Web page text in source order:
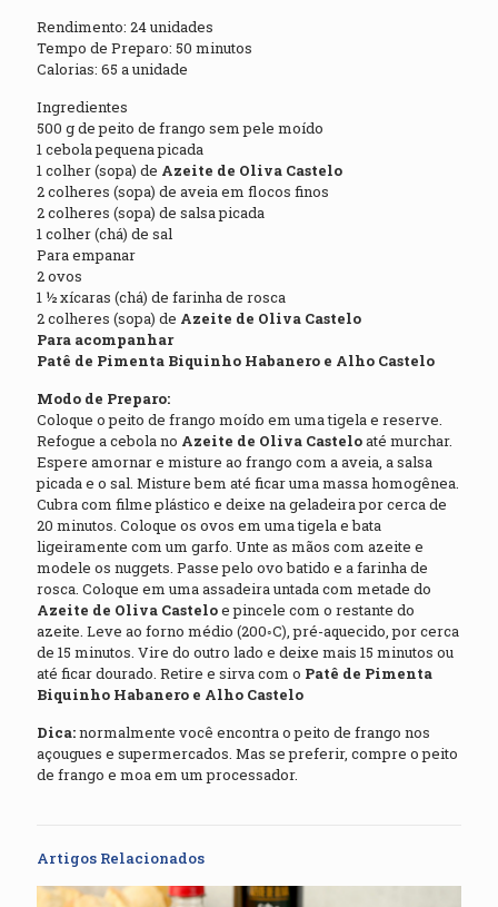
Rendimento: 24 unidades
Tempo de Preparo: 50 minutos
Calorias: 65 a unidade
Ingredientes
500 g de peito de frango sem pele moído
1 cebola pequena picada
1 colher (sopa) de Azeite de Oliva Castelo
2 colheres (sopa) de aveia em flocos finos
2 colheres (sopa) de salsa picada
1 colher (chá) de sal
Para empanar
2 ovos
1 ½ xícaras (chá) de farinha de rosca
2 colheres (sopa) de Azeite de Oliva Castelo
Para acompanhar
Patê de Pimenta Biquinho Habanero e Alho Castelo
Modo de Preparo:
Coloque o peito de frango moído em uma tigela e reserve.
Refogue a cebola no Azeite de Oliva Casteloaté murchar.
Espere amornar e misture ao frango com a aveia, a salsa
picada e o sal. Misture bem até ficar uma massa homogênea.
Cubra com filme plástico e deixe na geladeira por cerca de
20 minutos. Coloque os ovos em uma tigela e bata
ligeiramente com um garfo. Unte as mãos com azeite e
modele os nuggets. Passe pelo ovo batido e a farinha de
rosca. Coloque em uma assadeira untada com metade do
Azeite de Oliva Casteloe pincele com o restante do
azeite. Leve ao forno médio (200◦C), pré-aquecido, por cerca
de 15 minutos. Vire do outro lado e deixe mais 15 minutos ou
até ficar dourado. Retire e sirva com o Patê de Pimenta
Biquinho Habanero e Alho Castelo
Dica:normalmente você encontra o peito de frango nos
açougues e supermercados. Mas se preferir, compre o peito
de frango e moa em um processador.
Artigos Relacionados